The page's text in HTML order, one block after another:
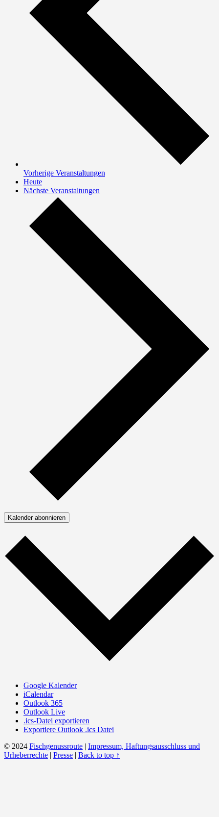
Vorherige Veranstaltungen
Heute
Nächste Veranstaltungen
Kalender abonnieren
Google Kalender
iCalendar
Outlook 365
Outlook Live
.ics-Datei exportieren
Exportiere Outlook .ics Datei
© 2024 Fischgenussroute | Impressum, Haftungsausschluss und
Urheberrechte | Presse | Back to top ↑